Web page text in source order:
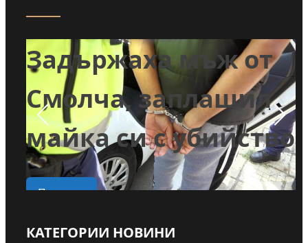
Задържаха мъж от
Смолча, заплашил
майка си с убийство
Прочети
КАТЕГОРИИ НОВИНИ